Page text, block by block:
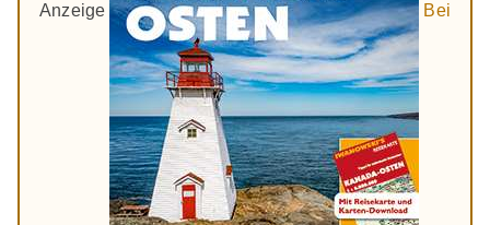
Anzeige Bei